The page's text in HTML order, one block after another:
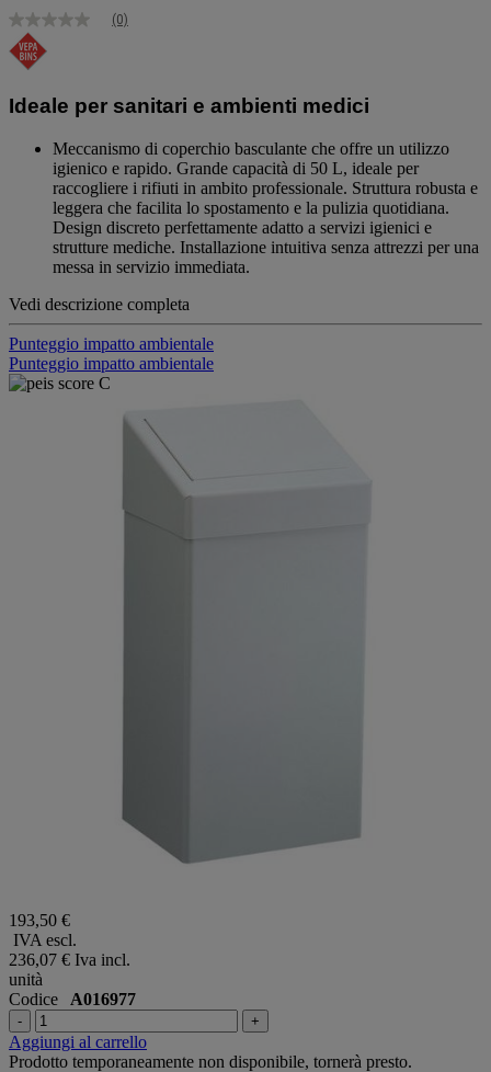
Nessuna
valutazione
Stesso
alla
pagina.
(0)
Ideale per sanitari e ambienti medici
Meccanismo di coperchio basculante che offre un utilizzo
igienico e rapido. Grande capacità di 50 L, ideale per
raccogliere i rifiuti in ambito professionale. Struttura robusta e
leggera che facilita lo spostamento e la pulizia quotidiana.
Design discreto perfettamente adatto a servizi igienici e
strutture mediche. Installazione intuitiva senza attrezzi per una
messa in servizio immediata.
Vedi descrizione completa
Punteggio impatto ambientale
Punteggio impatto ambientale
193,50 €
IVA escl.
236,07 € Iva incl.
unità
Codice A016977
- +
Aggiungi al carrello
Prodotto temporaneamente non disponibile, tornerà presto.